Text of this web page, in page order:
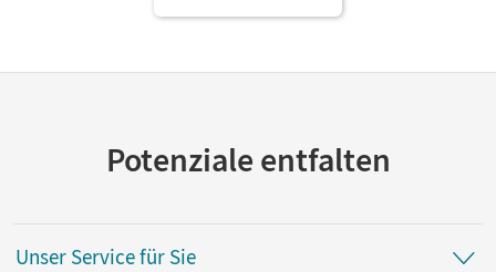
Potenziale entfalten
Unser Service für Sie